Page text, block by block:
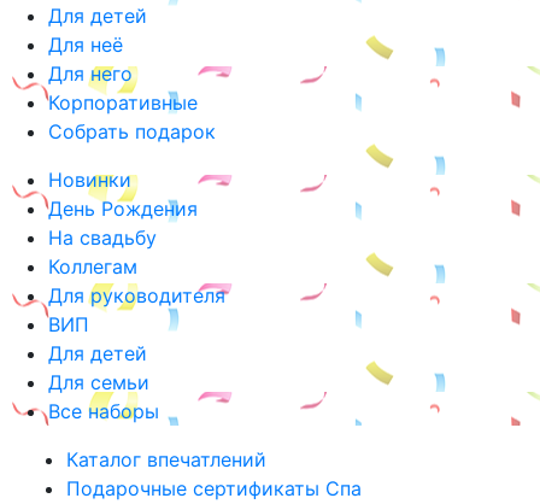
Для детей
Для неё
Для него
Корпоративные
Собрать подарок
Новинки
День Рождения
На свадьбу
Коллегам
Для руководителя
ВИП
Для детей
Для семьи
Все наборы
Каталог впечатлений
Подарочные сертификаты Спа